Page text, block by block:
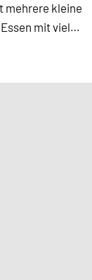
mehrere kleine
mit viel…